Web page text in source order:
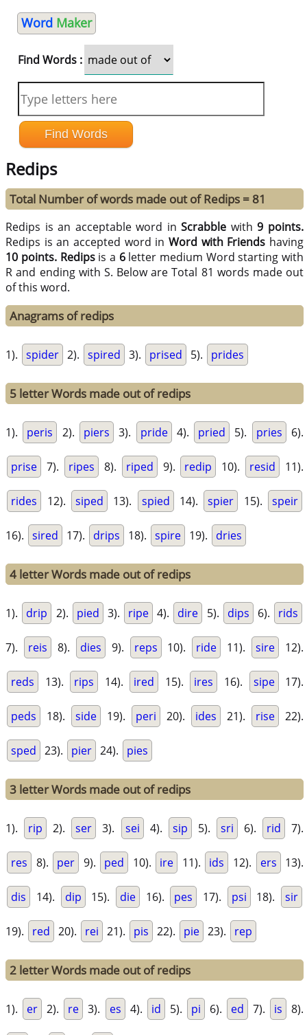
Word Maker
Find Words :
Redips
Total Number of words made out of Redips = 81
Redips is an acceptable word inScrabble with9 points.
Redips is an accepted word inWord with Friends having
10 points. Redipsis a 6letter medium Word starting with
R and ending with S. Below are Total 81 words made out
of this word.
Anagrams of redips
1). spider 2). spired 3). prised 5). prides
5 letter Words made out of redips
1). peris 2). piers 3). pride 4). pried 5). pries 6).
prise 7). ripes 8). riped 9). redip 10). resid 11).
rides 12). siped 13). spied 14). spier 15). speir
16). sired 17). drips 18). spire 19). dries
4 letter Words made out of redips
1). drip 2). pied 3). ripe 4). dire 5). dips 6). rids
7). reis 8). dies 9). reps 10). ride 11). sire 12).
reds 13). rips 14). ired 15). ires 16). sipe 17).
peds 18). side 19). peri 20). ides 21). rise 22).
sped 23). pier 24). pies
3 letter Words made out of redips
1). rip 2). ser 3). sei 4). sip 5). sri 6). rid 7).
res 8). per 9). ped 10). ire 11). ids 12). ers 13).
dis 14). dip 15). die 16). pes 17). psi 18). sir
19). red 20). rei 21). pis 22). pie 23). rep
2 letter Words made out of redips
1). er 2). re 3). es 4). id 5). pi 6). ed 7). is 8).